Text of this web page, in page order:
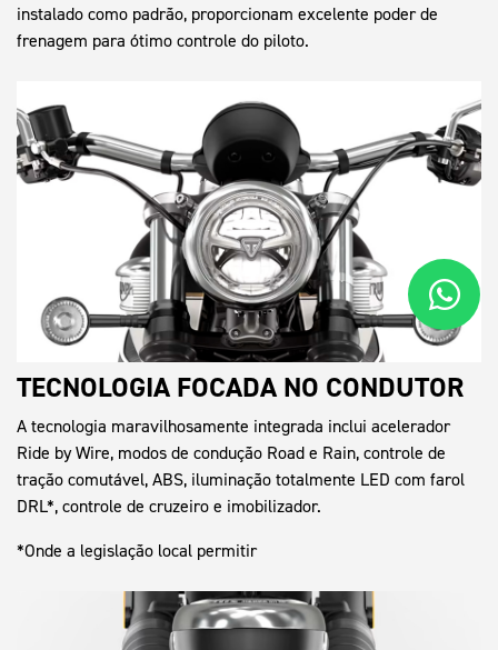
instalado como padrão, proporcionam excelente poder de
frenagem para ótimo controle do piloto.
TECNOLOGIA FOCADA NO CONDUTOR
A tecnologia maravilhosamente integrada inclui acelerador
Ride by Wire, modos de condução Road e Rain, controle de
tração comutável, ABS, iluminação totalmente LED com farol
DRL*, controle de cruzeiro e imobilizador.
*Onde a legislação local permitir